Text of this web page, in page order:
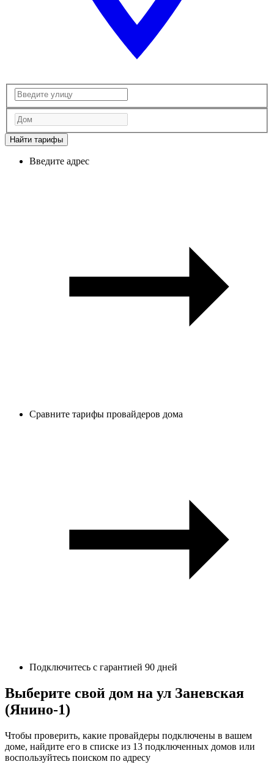
Найти тарифы
Введите адрес
Сравните тарифы провайдеров дома
Подключитесь с гарантией 90 дней
Выберите свой дом на ул Заневская
(Янино-1)
Чтобы проверить, какие провайдеры подключены в вашем
доме, найдите его в списке из 13 подключенных домов или
воспользуйтесь поиском по адресу